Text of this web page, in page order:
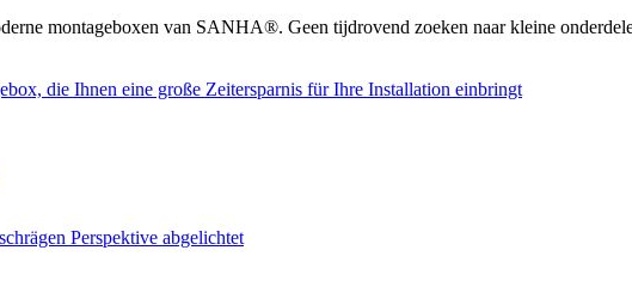
montageboxen van SANHA®. Geen tijdrovend zoeken naar kleine